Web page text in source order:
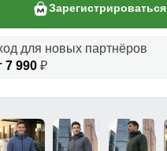
Зарегистрироваться
для новых партнёров
7 990₽